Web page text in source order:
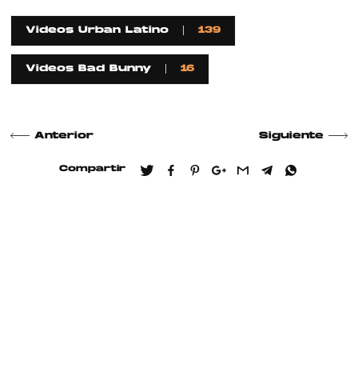
Videos Urban Latino 139
Videos Bad Bunny 16
Anterior Siguiente
Compartir